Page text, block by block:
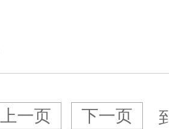
上一页 下一页